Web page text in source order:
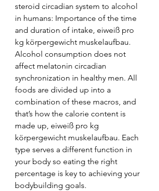
steroid circadian system to alcohol
in humans: Importance of the time
and duration of intake, eiweiß pro
kg körpergewicht muskelaufbau.
Alcohol consumption does not
affect melatonin circadian
synchronization in healthy men. All
foods are divided up into a
combination of these macros, and
that’s how the calorie content is
made up, eiweiß pro kg
körpergewicht muskelaufbau. Each
type serves a different function in
your body so eating the right
percentage is key to achieving your
bodybuilding goals.